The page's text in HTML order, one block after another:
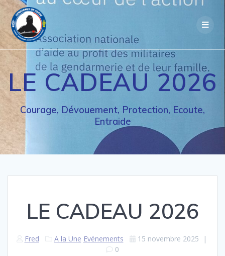
Passer
LE CADEAU 2026
Courage, Dévouement, Protection, Ecoute,
Entraide
LE CADEAU 2026
Fred A la Une Evénements 15 novembre 2025 |
0